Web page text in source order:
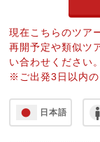
現在こちらのツア
再開予定や類似ツ
い合わせください。
※ご出発3日以内の
日本語